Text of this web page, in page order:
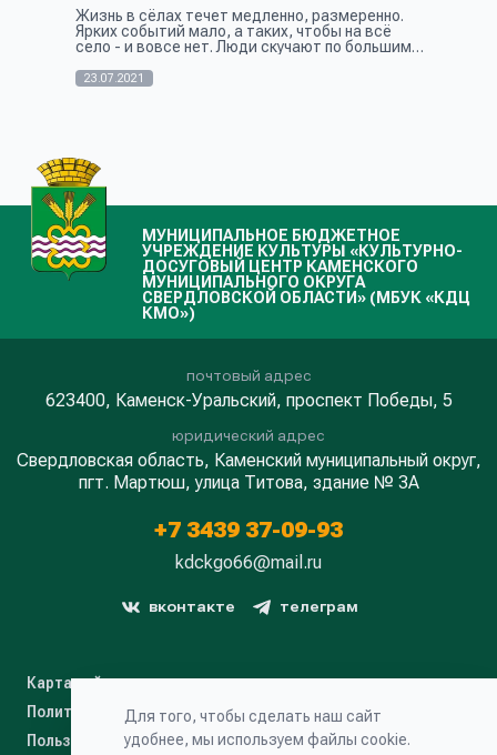
Жизнь в сёлах течет медленно, размеренно.
Ярких событий мало, а таких, чтобы на всё
село - и вовсе нет. Люди скучают по большим
культуры приготовили для своих с...
23.07.2021
МУНИЦИПАЛЬНОЕ БЮДЖЕТНОЕ
УЧРЕЖДЕНИЕ КУЛЬТУРЫ «КУЛЬТУРНО-
ДОСУГОВЫЙ ЦЕНТР КАМЕНСКОГО
МУНИЦИПАЛЬНОГО ОКРУГА
СВЕРДЛОВСКОЙ ОБЛАСТИ» (МБУК «КДЦ
КМО»)
почтовый адрес
623400, Каменск-Уральский, проспект Победы, 5
юридический адрес
Свердловская область, Каменский муниципальный округ,
пгт. Мартюш, улица Титова, здание № 3А
+7 3439 37-09-93
kdckgo66@mail.ru
вконтакте телеграм
Карта сайта
Политика конфиденциальности
Пользовательское соглашение
Для того, чтобы сделать наш сайт
удобнее, мы используем файлы cookie.